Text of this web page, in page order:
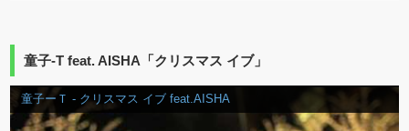
童子-T feat. AISHA「クリスマス イブ」
童子ーＴ - クリスマス イブ feat.AISHA